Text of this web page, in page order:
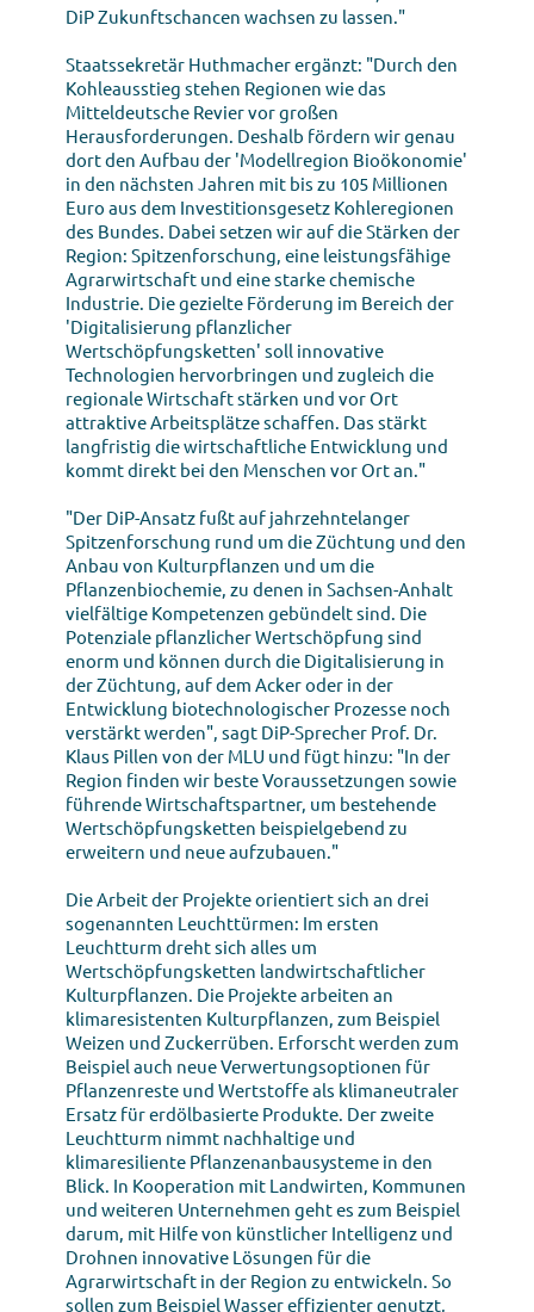
DiP Zukunftschancen wachsen zu lassen."
Staatssekretär Huthmacher ergänzt: "Durch den
Kohleausstieg stehen Regionen wie das
Mitteldeutsche Revier vor großen
Herausforderungen. Deshalb fördern wir genau
dort den Aufbau der 'Modellregion Bioökonomie'
in den nächsten Jahren mit bis zu 105 Millionen
Euro aus dem Investitionsgesetz Kohleregionen
des Bundes. Dabei setzen wir auf die Stärken der
Region: Spitzenforschung, eine leistungsfähige
Agrarwirtschaft und eine starke chemische
Industrie. Die gezielte Förderung im Bereich der
'Digitalisierung pflanzlicher
Wertschöpfungsketten' soll innovative
Technologien hervorbringen und zugleich die
regionale Wirtschaft stärken und vor Ort
attraktive Arbeitsplätze schaffen. Das stärkt
langfristig die wirtschaftliche Entwicklung und
kommt direkt bei den Menschen vor Ort an."
"Der DiP-Ansatz fußt auf jahrzehntelanger
Spitzenforschung rund um die Züchtung und den
Anbau von Kulturpflanzen und um die
Pflanzenbiochemie, zu denen in Sachsen-Anhalt
vielfältige Kompetenzen gebündelt sind. Die
Potenziale pflanzlicher Wertschöpfung sind
enorm und können durch die Digitalisierung in
der Züchtung, auf dem Acker oder in der
Entwicklung biotechnologischer Prozesse noch
verstärkt werden", sagt DiP-Sprecher Prof. Dr.
Klaus Pillen von der MLU und fügt hinzu: "In der
Region finden wir beste Voraussetzungen sowie
führende Wirtschaftspartner, um bestehende
Wertschöpfungsketten beispielgebend zu
erweitern und neue aufzubauen."
Die Arbeit der Projekte orientiert sich an drei
sogenannten Leuchttürmen: Im ersten
Leuchtturm dreht sich alles um
Wertschöpfungsketten landwirtschaftlicher
Kulturpflanzen. Die Projekte arbeiten an
klimaresistenten Kulturpflanzen, zum Beispiel
Weizen und Zuckerrüben. Erforscht werden zum
Beispiel auch neue Verwertungsoptionen für
Pflanzenreste und Wertstoffe als klimaneutraler
Ersatz für erdölbasierte Produkte. Der zweite
Leuchtturm nimmt nachhaltige und
klimaresiliente Pflanzenanbausysteme in den
Blick. In Kooperation mit Landwirten, Kommunen
und weiteren Unternehmen geht es zum Beispiel
darum, mit Hilfe von künstlicher Intelligenz und
Drohnen innovative Lösungen für die
Agrarwirtschaft in der Region zu entwickeln. So
sollen zum Beispiel Wasser effizienter genutzt,